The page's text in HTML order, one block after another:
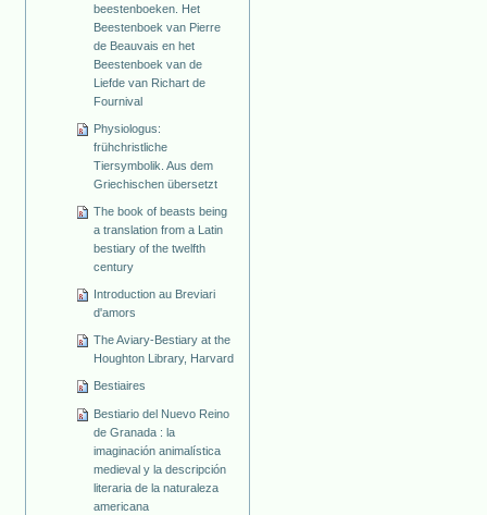
beestenboeken. Het
Beestenboek van Pierre
de Beauvais en het
Beestenboek van de
Liefde van Richart de
Fournival
Physiologus:
frühchristliche
Tiersymbolik. Aus dem
Griechischen übersetzt
The book of beasts being
a translation from a Latin
bestiary of the twelfth
century
Introduction au Breviari
d'amors
The Aviary-Bestiary at the
Houghton Library, Harvard
Bestiaires
Bestiario del Nuevo Reino
de Granada : la
imaginación animalística
medieval y la descripción
literaria de la naturaleza
americana